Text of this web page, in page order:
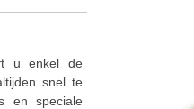
u enkel de
snel te
en speciale